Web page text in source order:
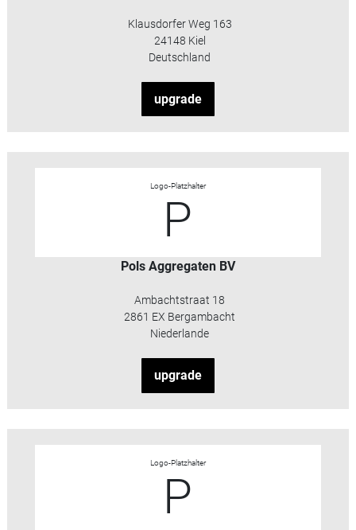
Klausdorfer Weg 163
24148 Kiel
Deutschland
upgrade
Logo-Platzhalter
P
Pols Aggregaten BV
Ambachtstraat 18
2861 EX Bergambacht
Niederlande
upgrade
Logo-Platzhalter
P